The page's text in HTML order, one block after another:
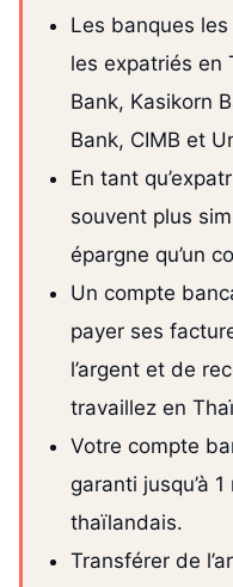
Les banques
les expatriés en
Bank, Kasikorn
Bank, CIMB et
En tant
souvent plus
épargne qu’un
Un compte
payer ses
l’argent et de
travaillez en
Votre compte
garanti jusqu’à
thaïlandais.
Transférer de